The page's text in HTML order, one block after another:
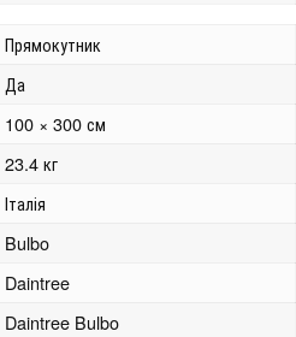
Прямокутник
Да
100 × 300 см
23.4 кг
Італія
Bulbo
Daintree
Daintree Bulbo